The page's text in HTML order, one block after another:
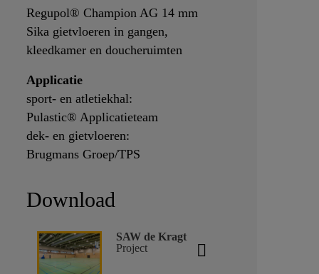
Regupol® Champion AG 14 mm
Sika gietvloeren in gangen,
kleedkamer en doucheruimten
Applicatie
sport- en atletiekhal:
Pulastic® Applicatieteam
dek- en gietvloeren:
Brugmans Groep/TPS
Download
SAW de Kragt
Project